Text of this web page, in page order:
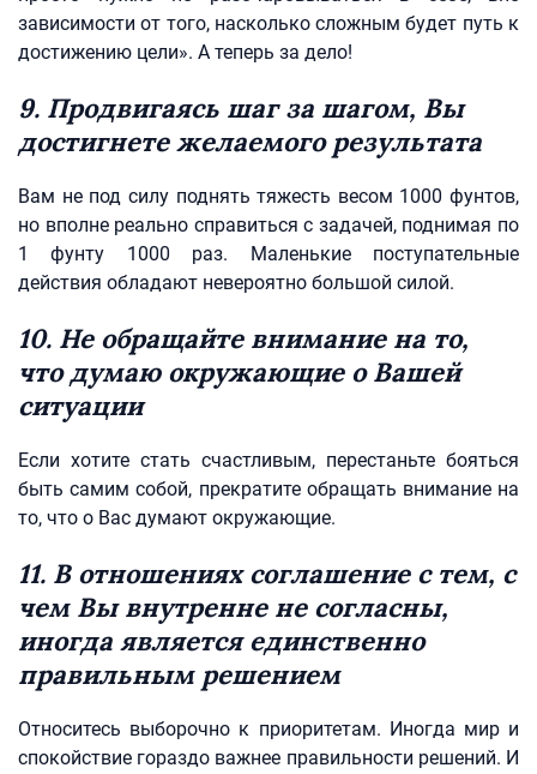
зависимости от того, насколько сложным будет путь к
достижению цели». А теперь за дело!
9. Продвигаясь шаг за шагом, Вы
достигнете желаемого результата
Вам не под силу поднять тяжесть весом 1000 фунтов,
но вполне реально справиться с задачей, поднимая по
1 фунту 1000 раз. Маленькие поступательные
действия обладают невероятно большой силой.
10. Не обращайте внимание на то,
что думаю окружающие о Вашей
ситуации
Если хотите стать счастливым, перестаньте бояться
быть самим собой, прекратите обращать внимание на
то, что о Вас думают окружающие.
11. В отношениях соглашение с тем, с
чем Вы внутренне не согласны,
иногда является единственно
правильным решением
Относитесь выборочно к приоритетам. Иногда мир и
спокойствие гораздо важнее правильности решений. И